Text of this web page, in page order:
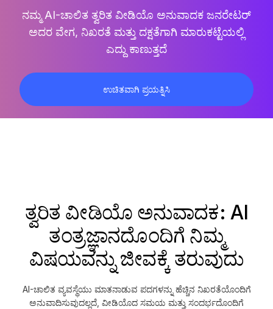
ನಮ್ಮ AI-ಚಾಲಿತ ತ್ವರಿತ ವೀಡಿಯೊ ಅನುವಾದಕ ಜನರೇಟರ್
ಅದರ ವೇಗ, ನಿಖರತೆ ಮತ್ತು ದಕ್ಷತೆಗಾಗಿ ಮಾರುಕಟ್ಟೆಯಲ್ಲಿ
ಎದ್ದು ಕಾಣುತ್ತದೆ
ಉಚಿತವಾಗಿ ಪ್ರಯತ್ನಿಸಿ
ತ್ವರಿತ ವೀಡಿಯೊ ಅನುವಾದಕ: AI
ತಂತ್ರಜ್ಞಾನದೊಂದಿಗೆ ನಿಮ್ಮ
ವಿಷಯವನ್ನು ಜೀವಕ್ಕೆ ತರುವುದು
AI-ಚಾಲಿತ ವ್ಯವಸ್ಥೆಯು ಮಾತನಾಡುವ ಪದಗಳನ್ನು ಹೆಚ್ಚಿನ ನಿಖರತೆಯೊಂದಿಗೆ
ಅನುವಾದಿಸುವುದಲ್ಲದೆ, ವೀಡಿಯೊದ ಸಮಯ ಮತ್ತು ಸಂದರ್ಭದೊಂದಿಗೆ